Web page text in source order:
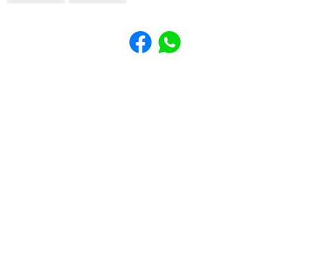
Share to Facebook
Share to WhatsApp